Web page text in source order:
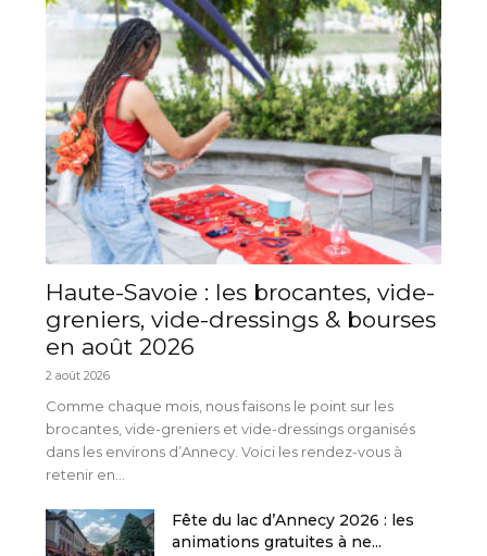
Haute-Savoie : les brocantes, vide-
greniers, vide-dressings & bourses
en août 2026
2 août 2026
Comme chaque mois, nous faisons le point sur les
brocantes, vide-greniers et vide-dressings organisés
dans les environs d’Annecy. Voici les rendez-vous à
retenir en...
Fête du lac d’Annecy 2026 : les
animations gratuites à ne...